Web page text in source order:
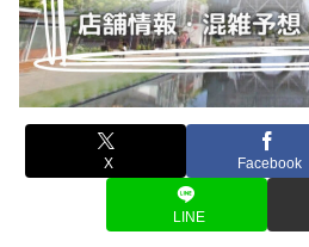
X Facebook
LINE